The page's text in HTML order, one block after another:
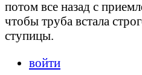
потом все назад с
чтобы труба встала
ступицы.
войти